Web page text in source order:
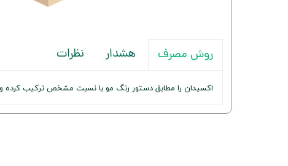
روش مصرف هشدار نظرات
اکسیدان را مطابق دستور رنگ مو با نسبت مشخص ترکیب کرده